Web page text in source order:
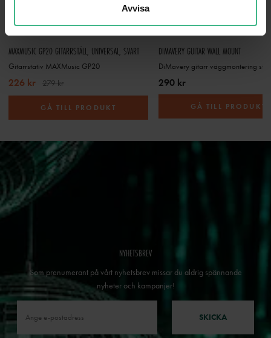
Avvisa
MAXMUSIC GP20 GITARRSTÄLL, UNIVERSAL, SVART
Gitarrstativ MAXMusic GP20
226 kr 279 kr
GÅ TILL PRODUKT
DIMAVERY GUITAR WALL MOUNT
DiMavery gitarr väggmontering
290 kr
GÅ TILL PRODUKT
NYHETSBREV
Som prenumerant på vårt nyhetsbrev missar du aldrig spännande
nyheter och kampanjer!
SKICKA